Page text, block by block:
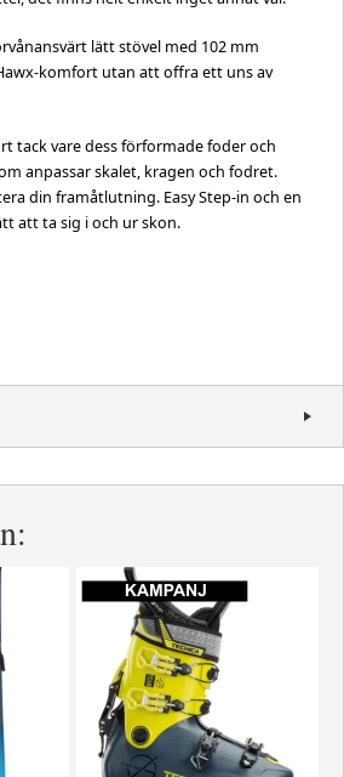
lätt stövel med 102 mm
komfort utan att offra ett uns av
tack vare dess förformade foder och
anpassar skalet, kragen och fodret.
din framåtlutning. Easy Step-in och en
att ta sig i och ur skon.